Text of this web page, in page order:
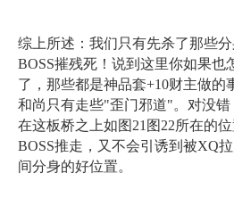
综上所述：我们只有先杀了那些
BOSS摧残死！说到这里你如果也
了，那些都是神品套+10财主做的
和尚只有走些"歪门邪道"。对没错
在这板桥之上如图21图22所在的
BOSS推走，又不会引诱到被XQ
间分身的好位置。